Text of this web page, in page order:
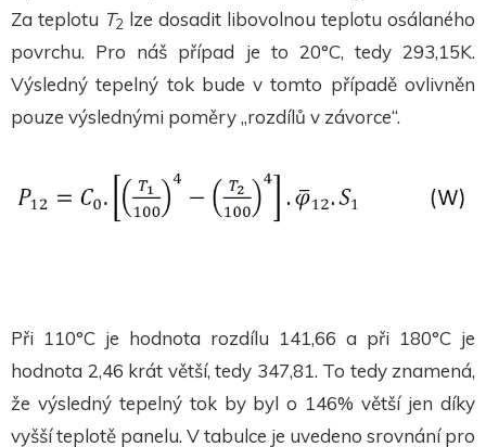
Za teplotu T2 lze dosadit libovolnou teplotu osálaného
povrchu. Pro náš případ je to 20°C, tedy 293,15K.
Výsledný tepelný tok bude v tomto případě ovlivněn
pouze výslednými poměry „rozdílů v závorce“.
Při 110°C je hodnota rozdílu 141,66 a při 180°C je
hodnota 2,46 krát větší, tedy 347,81. To tedy znamená,
že výsledný tepelný tok by byl o 146% větší jen díky
vyšší teplotě panelu. V tabulce je uvedeno srovnání pro